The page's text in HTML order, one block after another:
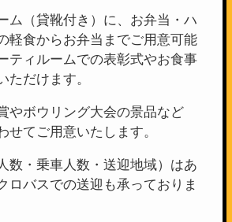
ム（貸靴付き）に、お弁当・ハ
軽食からお弁当までご用意可能
ティルームでの表彰式やお食事
ただけます。
やボウリング大会の景品など
せてご用意いたします。
数・乗車人数・送迎地域）はあ
ロバスでの送迎も承っておりま